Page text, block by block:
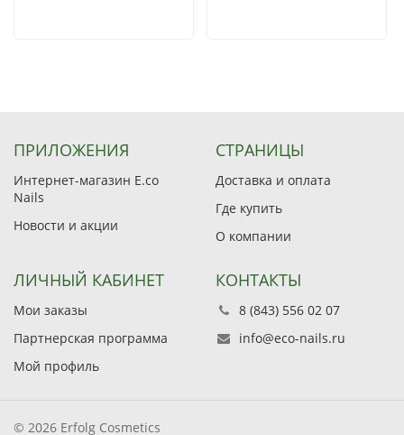
ПРИЛОЖЕНИЯ
Интернет-магазин E.co
Nails
Новости и акции
СТРАНИЦЫ
Доставка и оплата
Где купить
О компании
ЛИЧНЫЙ КАБИНЕТ
Мои заказы
Партнерская программа
Мой профиль
КОНТАКТЫ
8 (843) 556 02 07
info@eco-nails.ru
© 2026 Erfolg Cosmetics